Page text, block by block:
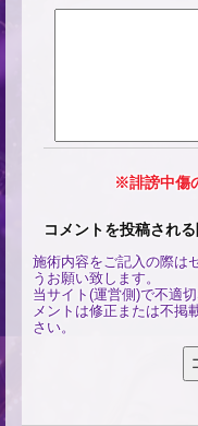
※誹謗中傷
コメントを投稿され
施術内容をご記入の際は
うお願い致します。
当サイト(運営側)で不適
メントは修正または不掲
さい。